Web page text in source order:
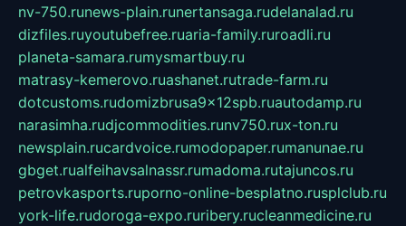
nv-750.runews-plain.runertansaga.rudelanalad.ru
dizfiles.ruyoutubefree.ruaria-family.ruroadli.ru
planeta-samara.rumysmartbuy.ru
matrasy-kemerovo.ruashanet.rutrade-farm.ru
dotcustoms.rudomizbrusa9x12spb.ruautodamp.ru
narasimha.rudjcommodities.runv750.rux-ton.ru
newsplain.rucardvoice.rumodopaper.rumanunae.ru
gbget.rualfeihavsalnassr.rumadoma.rutajuncos.ru
petrovkasports.ruporno-online-besplatno.rusplclub.ru
york-life.rudoroga-expo.ruribery.rucleanmedicine.ru